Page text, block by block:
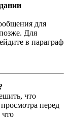
для
Для
в параграф
что
перед